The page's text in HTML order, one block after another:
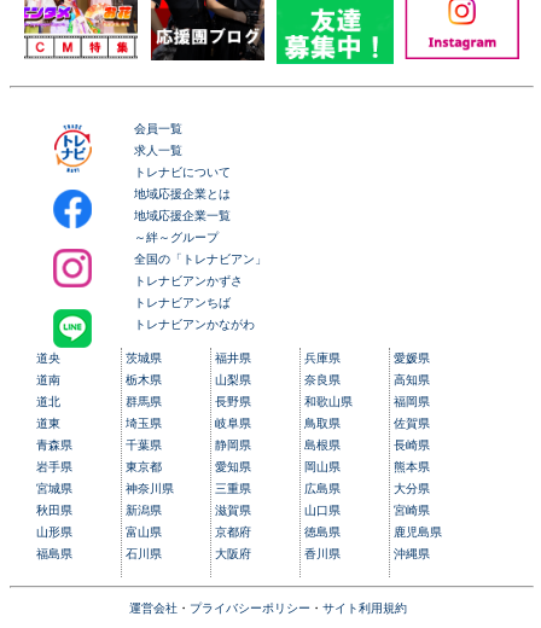
会員一覧
求人一覧
トレナビについて
地域応援企業とは
地域応援企業一覧
～絆～グループ
全国の「トレナビアン」
トレナビアンかずさ
トレナビアンちば
トレナビアンかながわ
道央
道南
道北
道東
青森県
岩手県
宮城県
秋田県
山形県
福島県
茨城県
栃木県
群馬県
埼玉県
千葉県
東京都
神奈川県
新潟県
富山県
石川県
福井県
山梨県
長野県
岐阜県
静岡県
愛知県
三重県
滋賀県
京都府
大阪府
兵庫県
奈良県
和歌山県
鳥取県
島根県
岡山県
広島県
山口県
徳島県
香川県
愛媛県
高知県
福岡県
佐賀県
長崎県
熊本県
大分県
宮崎県
鹿児島県
沖縄県
運営会社・ プライバシーポリシー ・ サイト利用規約